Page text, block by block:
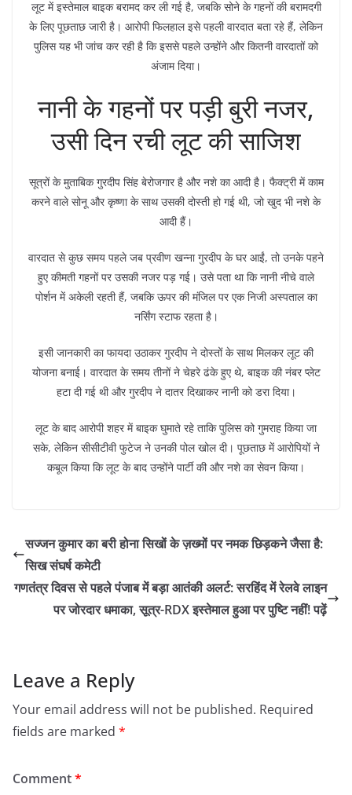
लूट में इस्तेमाल बाइक बरामद कर ली गई है, जबकि सोने के गहनों की बरामदगी
के लिए पूछताछ जारी है। आरोपी फिलहाल इसे पहली वारदात बता रहे हैं, लेकिन
पुलिस यह भी जांच कर रही है कि इससे पहले उन्होंने और कितनी वारदातों को
अंजाम दिया।
नानी के गहनों पर पड़ी बुरी नजर,
उसी दिन रची लूट की साजिश
सूत्रों के मुताबिक गुरदीप सिंह बेरोजगार है और नशे का आदी है। फैक्ट्री में काम
करने वाले सोनू और कृष्णा के साथ उसकी दोस्ती हो गई थी, जो खुद भी नशे के
आदी हैं।
वारदात से कुछ समय पहले जब प्रवीण खन्ना गुरदीप के घर आईं, तो उनके पहने
हुए कीमती गहनों पर उसकी नजर पड़ गई। उसे पता था कि नानी नीचे वाले
पोर्शन में अकेली रहती हैं, जबकि ऊपर की मंजिल पर एक निजी अस्पताल का
नर्सिंग स्टाफ रहता है।
इसी जानकारी का फायदा उठाकर गुरदीप ने दोस्तों के साथ मिलकर लूट की
योजना बनाई। वारदात के समय तीनों ने चेहरे ढंके हुए थे, बाइक की नंबर प्लेट
हटा दी गई थी और गुरदीप ने दातर दिखाकर नानी को डरा दिया।
लूट के बाद आरोपी शहर में बाइक घुमाते रहे ताकि पुलिस को गुमराह किया जा
सके, लेकिन सीसीटीवी फुटेज ने उनकी पोल खोल दी। पूछताछ में आरोपियों ने
कबूल किया कि लूट के बाद उन्होंने पार्टी की और नशे का सेवन किया।
सज्जन कुमार का बरी होना सिखों के ज़ख्मों पर नमक छिड़कने जैसा है:
सिख संघर्ष कमेटी
गणतंत्र दिवस से पहले पंजाब में बड़ा आतंकी अलर्ट: सरहिंद में रेलवे लाइन
पर जोरदार धमाका, सूत्र-RDX इस्तेमाल हुआ पर पुष्टि नहीं! पढ़ें
Leave a Reply
Your email address will not be published. Required
fields are marked *
Comment*